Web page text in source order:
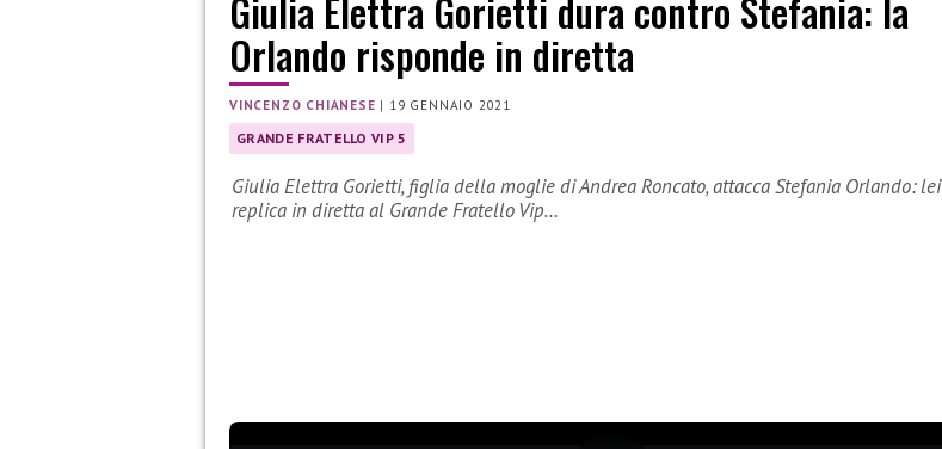
Giulia Elettra Gorietti dura contro Stefania: la
Orlando risponde in diretta
VINCENZO CHIANESE | 19 GENNAIO 2021
GRANDE FRATELLO VIP 5
Giulia Elettra Gorietti, figlia della moglie di Andrea Roncato, attacca Stefania Orlando: lei
replica in diretta al Grande Fratello Vip…